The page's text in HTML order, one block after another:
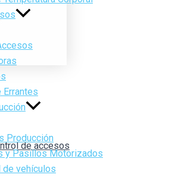
Errantes
Producción
y Pasillos Motorizados
de vehículos
de accesos